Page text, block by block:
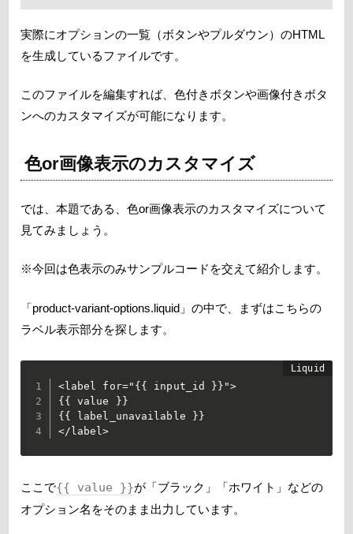
実際にオプションの一覧（ボタンやプルダウン）のHTML
を生成しているファイルです。
このファイルを編集すれば、色付きボタンや画像付きボタ
ンへのカスタマイズが可能になります。
色or画像表示のカスタマイズ
では、本題である、色or画像表示のカスタマイズについて
見てみましょう。
※今回は色表示のみサンプルコードを交えて紹介します。
「product-variant-options.liquid」の中で、まずはこちらの
ラベル表示部分を探します。
<label for="{{ input_id }}">
{{ value }}
{{ label_unavailable }}
</label>
ここで{{ value }}が「ブラック」「ホワイト」などの
オプション名をそのまま出力しています。